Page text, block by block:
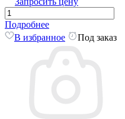
Подробнее
В избранное
Под заказ